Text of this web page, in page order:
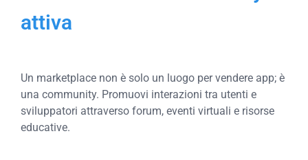
attiva
Un marketplace non è solo un luogo per vendere app; è
una community. Promuovi interazioni tra utenti e
sviluppatori attraverso forum, eventi virtuali e risorse
educative.